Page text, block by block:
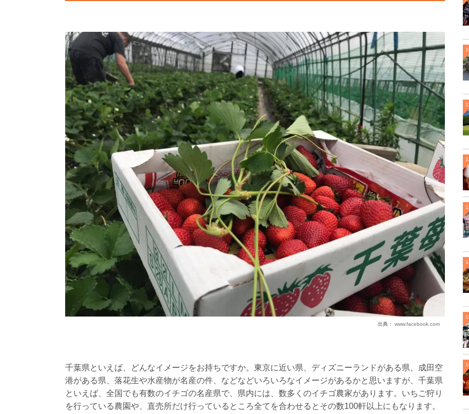
出典： www.facebook.com
千葉県といえば、どんなイメージをお持ちですか。東京に近い県、ディズニーランドがある県、成田空
港がある県、落花生や水産物が名産の件、などなどいろいろなイメージがあるかと思いますが、千葉県
といえば、全国でも有数のイチゴの名産県で、県内には、数多くのイチゴ農家があります。いちご狩り
を行っている農園や、直売所だけ行っているところ全てを合わせるとその数100軒以上にもなります。